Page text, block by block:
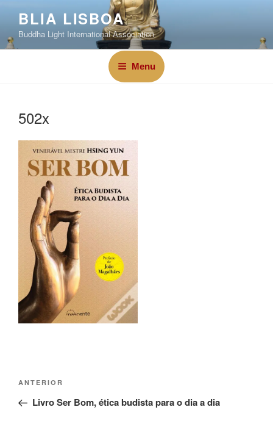
BLIA LISBOA
Buddha Light International Association
Menu
502x
ANTERIOR
Livro Ser Bom, ética budista para o dia a dia